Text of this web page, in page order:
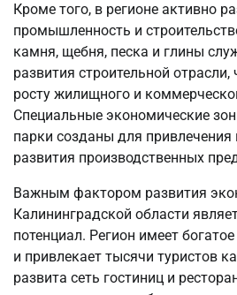
Кроме того, в регионе активно
промышленность и
камня, щебня, песка и глины
развития строительной отрасли,
росту жилищного и
Специальные экономические
парки созданы для привлечения
развития производственных
Важным фактором развития
Калининградской области
потенциал. Регион имеет
и привлекает тысячи туристов
развита сеть гостиниц и